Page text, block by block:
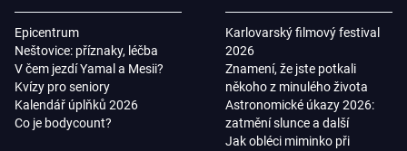
Epicentrum
Neštovice: příznaky, léčba
V čem jezdí Yamal a Mesii?
Kvízy pro seniory
Kalendář úplňků 2026
Co je bodycount?
Karlovarský filmový festival
2026
Znamení, že jste potkali
někoho z minulého života
Astronomické úkazy 2026:
zatmění slunce a další
Jak obléci miminko při